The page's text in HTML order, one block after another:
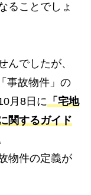
ることでしょ
んでしたが、
事故物件」の
月8日に「宅地
関するガイド
物件の定義が